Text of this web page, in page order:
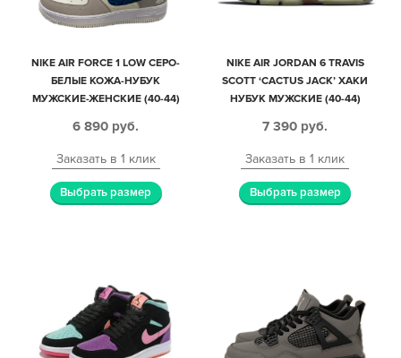
NIKE AIR FORCE 1 LOW СЕРО-
БЕЛЫЕ КОЖА-НУБУК
МУЖСКИЕ-ЖЕНСКИЕ (40-44)
6 890 руб.
Заказать в 1 клик
Выбрать размер
NIKE AIR JORDAN 6 TRAVIS
SCOTT ‘CACTUS JACK’ ХАКИ
НУБУК МУЖСКИЕ (40-44)
7 390 руб.
Заказать в 1 клик
Выбрать размер